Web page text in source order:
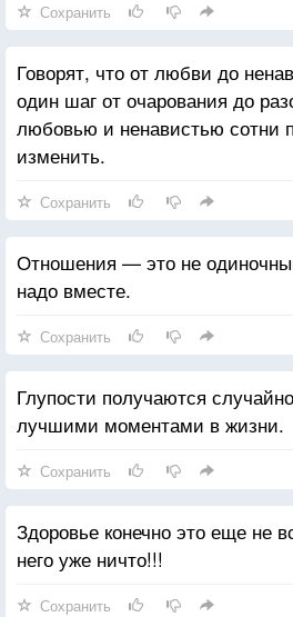
Сохранить
Говорят, что от любви до
один шаг от очарования до
любовью и ненавистью сотни
изменить.
Сохранить
Отношения — это не
надо вместе.
Сохранить
Глупости получаются
лучшими моментами в жизни.
Сохранить
Здоровье конечно это еще не
него уже ничто!!!
Сохранить